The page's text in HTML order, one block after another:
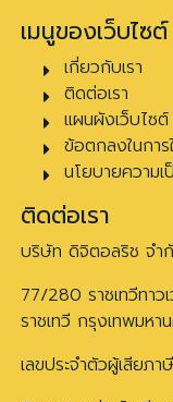
เมนูของเว็บไ
เกี่ยวกับเรา
ติดต่อเรา
แผนผังเว็บไซต์
ข้อตกลงในการ
นโยบายความ
ติดต่อเรา
บริษัท ดิจิตอลริช จำกั
77/280 ราชเทวีทา
ราชเทวี กรุงเทพมห
เลขประจำตัวผู้เสียภ